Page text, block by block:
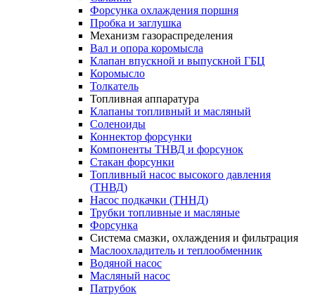
Форсунка охлаждения поршня
Пробка и заглушка
Механизм газораспределения
Вал и опора коромысла
Клапан впускной и выпускной ГБЦ
Коромысло
Толкатель
Топливная аппаратура
Клапаны топливный и масляный
Соленоиды
Коннектор форсунки
Компоненты ТНВД и форсунок
Стакан форсунки
Топливный насос высокого давления
(ТНВД)
Насос подкачки (ТННД)
Трубки топливные и масляные
Форсунка
Система смазки, охлаждения и фильтрация
Маслоохладитель и теплообменник
Водяной насос
Масляный насос
Патрубок